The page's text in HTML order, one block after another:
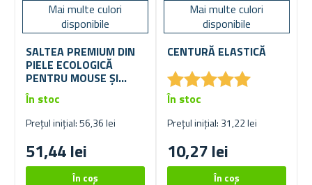
Mai multe culori
disponibile
SALTEA PREMIUM DIN
PIELE ECOLOGICĂ
PENTRU MOUSE ȘI
TASTATURĂ 80X40 CM
Prețul inițial: 56,36 lei
51,44 lei
În stoc
Mai multe culori
disponibile
CENTURĂ ELASTICĂ
★★★★★
★★★★★
Prețul inițial: 31,22 lei
10,27 lei
În stoc